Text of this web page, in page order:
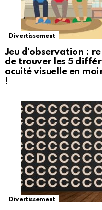
Divertissement
Jeu d’observation :
de trouver les 5
acuité visuelle en
!
Divertissement